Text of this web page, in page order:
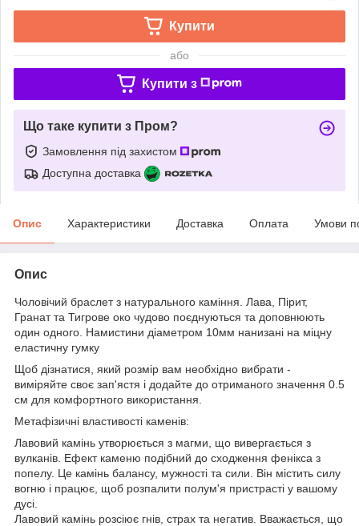
Купити
або
Купити з
Що таке купити з Пром?
Замовлення під захистом
Доступна доставка
Опис Характеристики Доставка Оплата Умови
Опис
Чоловічий браслет з натурального каміння. Лава, Пірит,
Гранат та Тигрове око чудово поєднуються та доповнюють
один одного. Намистини діаметром 10мм нанизані на міцну
еластичну гумку
Щоб дізнатися, який розмір вам необхідно вибрати -
виміряйте своє зап'ястя і додайте до отриманого значення 0.5
см для комфортного використання.
Метафізичні властивості каменів:
Лавовий камінь утворюється з магми, що вивергається з
вулканів. Ефект каменю подібний до сходження фенікса з
попелу. Це камінь балансу, мужності та сили. Він містить силу
вогню і працює, щоб розпалити полум'я пристрасті у вашому
дусі.
Лавовий камінь розсіює гнів, страх та негатив. Вважається, що